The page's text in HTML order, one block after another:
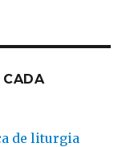
CADA
de liturgia